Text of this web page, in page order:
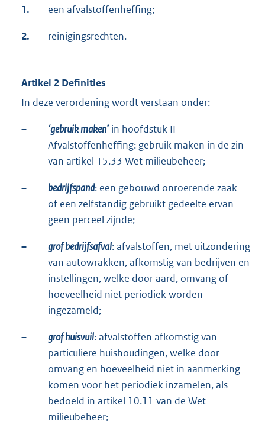
1. een afvalstoffenheffing;
2. reinigingsrechten.
Artikel 2 Definities
In deze verordening wordt verstaan onder:
– ‘gebruik maken’in hoofdstuk II
Afvalstoffenheffing: gebruik maken in de zin
van artikel 15.33 Wet milieubeheer;
– bedrijfspand: een gebouwd onroerende zaak -
of een zelfstandig gebruikt gedeelte ervan -
geen perceel zijnde;
– grof bedrijfsafval: afvalstoffen, met uitzondering
van autowrakken, afkomstig van bedrijven en
instellingen, welke door aard, omvang of
hoeveelheid niet periodiek worden
ingezameld;
– grof huisvuil: afvalstoffen afkomstig van
particuliere huishoudingen, welke door
omvang en hoeveelheid niet in aanmerking
komen voor het periodiek inzamelen, als
bedoeld in artikel 10.11 van de Wet
milieubeheer;